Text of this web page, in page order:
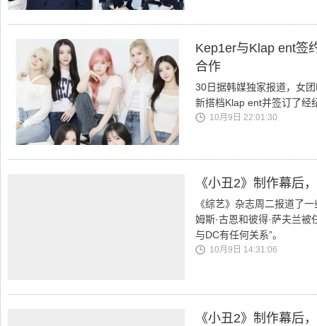
Kep1er与Klap ent签
合作
30日据韩媒独家报道，女
新搭档Klap ent并签订了经
10月9日 22:01:30
《小丑2》制作幕后
《综艺》杂志周二报道了
姆斯·古恩和彼得·萨夫兰
与DC有任何关系”。
10月9日 14:31:06
《小丑2》制作幕后